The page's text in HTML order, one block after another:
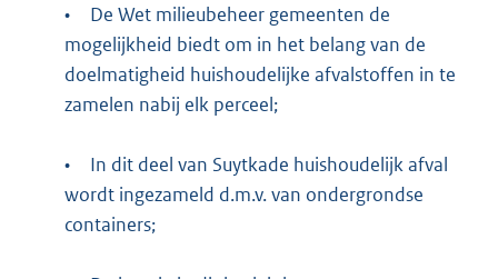
•
De Wet milieubeheer gemeenten de
mogelijkheid biedt om in het belang van de
doelmatigheid huishoudelijke afvalstoffen in te
zamelen nabij elk perceel;
•
In dit deel van Suytkade huishoudelijk afval
wordt ingezameld d.m.v. van ondergrondse
containers;